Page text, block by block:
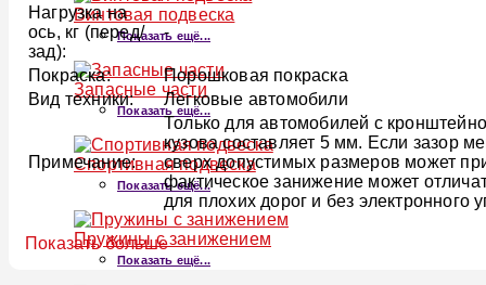
Винтовая подвеска
Показать ещё...
Запасные части
Показать ещё...
Спортивная подвеска
Показать ещё...
Пружины с занижением
Показать ещё...
Нагрузка на
ось, кг (перед/
зад):
-
Покраска:
Порошковая покраска
Вид техники:
Легковые автомобили
Примечание:
Только для автомобилей с
кузова составляет 5 мм. Если зазор
сверх допустимых размеров может
фактическое занижение может
для плохих дорог и без электронного
Показать больше